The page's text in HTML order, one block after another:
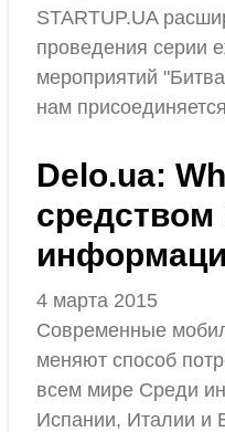
STARTUP.UA
проведения серии
мероприятий
нам
Delo.ua:
средством
4 марта 2015
Современные
меняют способ
всем мире Среди
Испании, Италии и